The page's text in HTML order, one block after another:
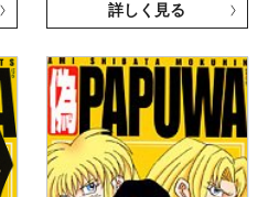
詳しく見る